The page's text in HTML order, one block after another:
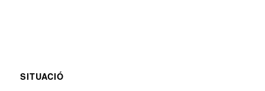
SITUACIÓ